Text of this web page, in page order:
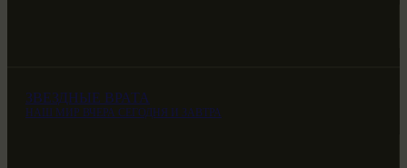
ЗВЕЗДНЫЕ ВРАТА
НАШ МИР ВЧЕРА СЕГОДНЯ И ЗАВТРА